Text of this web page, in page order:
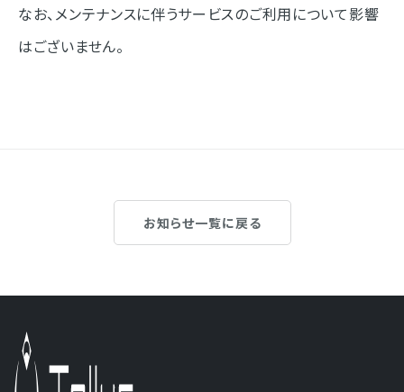
なお、メンテナンスに伴うサービスのご利用について影響
はございません。
お知らせ一覧に戻る